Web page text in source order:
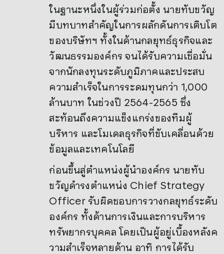
ในฐานะหนึ่งในผู้ร่วมก่อตั้ง นายทับขวัญ
มีบทบาทสำคัญในการผลักดันการเติบโต
ของบริษัทฯ ทั้งในด้านกลยุทธ์ธุรกิจและ
วัฒนธรรมองค์กร จนได้รับความเชื่อมั่น
จากนักลงทุนระดับภูมิภาคและประสบ
ความสำเร็จในการระดมทุนกว่า 1,000
ล้านบาท ในช่วงปี 2564-2565 ซึ่ง
สะท้อนถึงความแข็งแกร่งของทีมผู้
บริหาร และโมเดลธุรกิจที่ขับเคลื่อนด้วย
ข้อมูลและเทคโนโลยี
ก่อนขึ้นสู่ตำแหน่งผู้นำองค์กร นายทับ
ขวัญดำรงตำแหน่ง Chief Strategy
Officer รับผิดชอบการวางกลยุทธ์ระดับ
องค์กร ทั้งด้านการเงินและการบริหาร
ทรัพยากรบุคคล โดยเป็นผู้อยู่เบื้องหลังค
วามสำเร็จหลายด้าน อาทิ การได้รับ